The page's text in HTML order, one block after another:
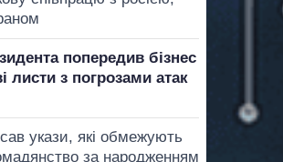
попередив бізнес
листи з погрозами атак
укази, які обмежують
за народженням